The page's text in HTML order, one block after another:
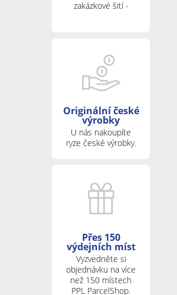
zakázkové šití -
Originální české
výrobky
U nás nakoupíte
ryze české výrobky.
Přes 150
výdejních míst
Vyzvedněte si
objednávku na více
než 150 místech
PPL ParcelShop.